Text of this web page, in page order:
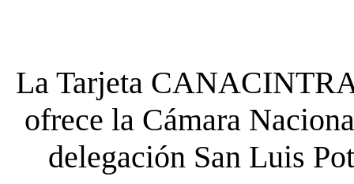
La Tarjeta
ofrece la Cámara
delegación San Luis